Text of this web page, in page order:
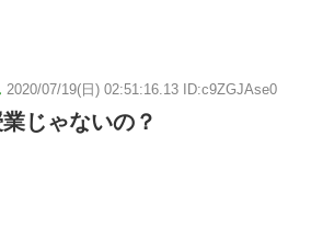
2020/07/19(日) 02:51:16.13 ID:c9ZGJAse0
じゃないの？